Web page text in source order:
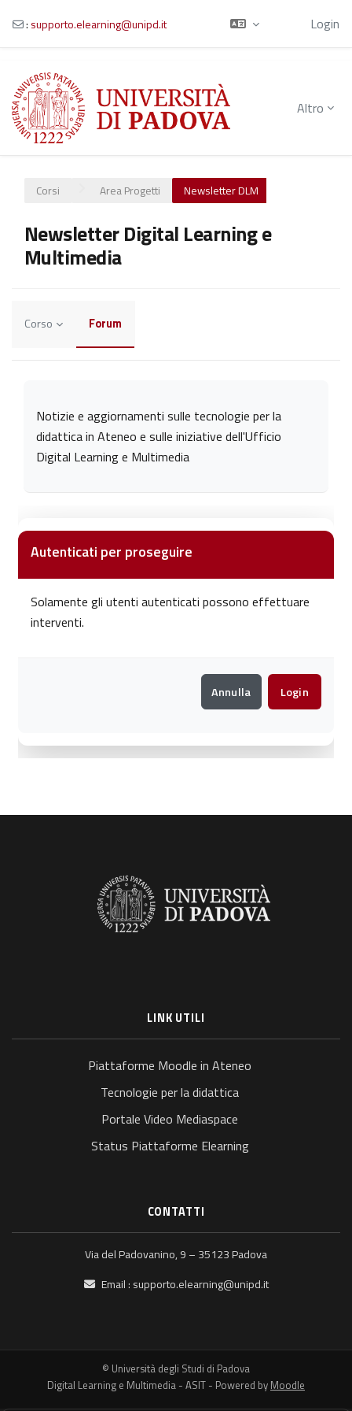
Vai al contenuto principale
: supporto.elearning@unipd.it Login
Altro
Corsi Area Progetti Newsletter DLM
Newsletter Digital Learning e
Multimedia
Corso Forum
Notizie e aggiornamenti sulle tecnologie per la
didattica in Ateneo e sulle iniziative dell'Ufficio
Digital Learning e Multimedia
Autenticati per proseguire
Solamente gli utenti autenticati possono effettuare
interventi.
Annulla Login
LINK UTILI
Piattaforme Moodle in Ateneo
Tecnologie per la didattica
Portale Video Mediaspace
Status Piattaforme Elearning
CONTATTI
Via del Padovanino, 9 – 35123 Padova
Email : supporto.elearning@unipd.it
© Università degli Studi di Padova
Digital Learning e Multimedia - ASIT - Powered by Moodle